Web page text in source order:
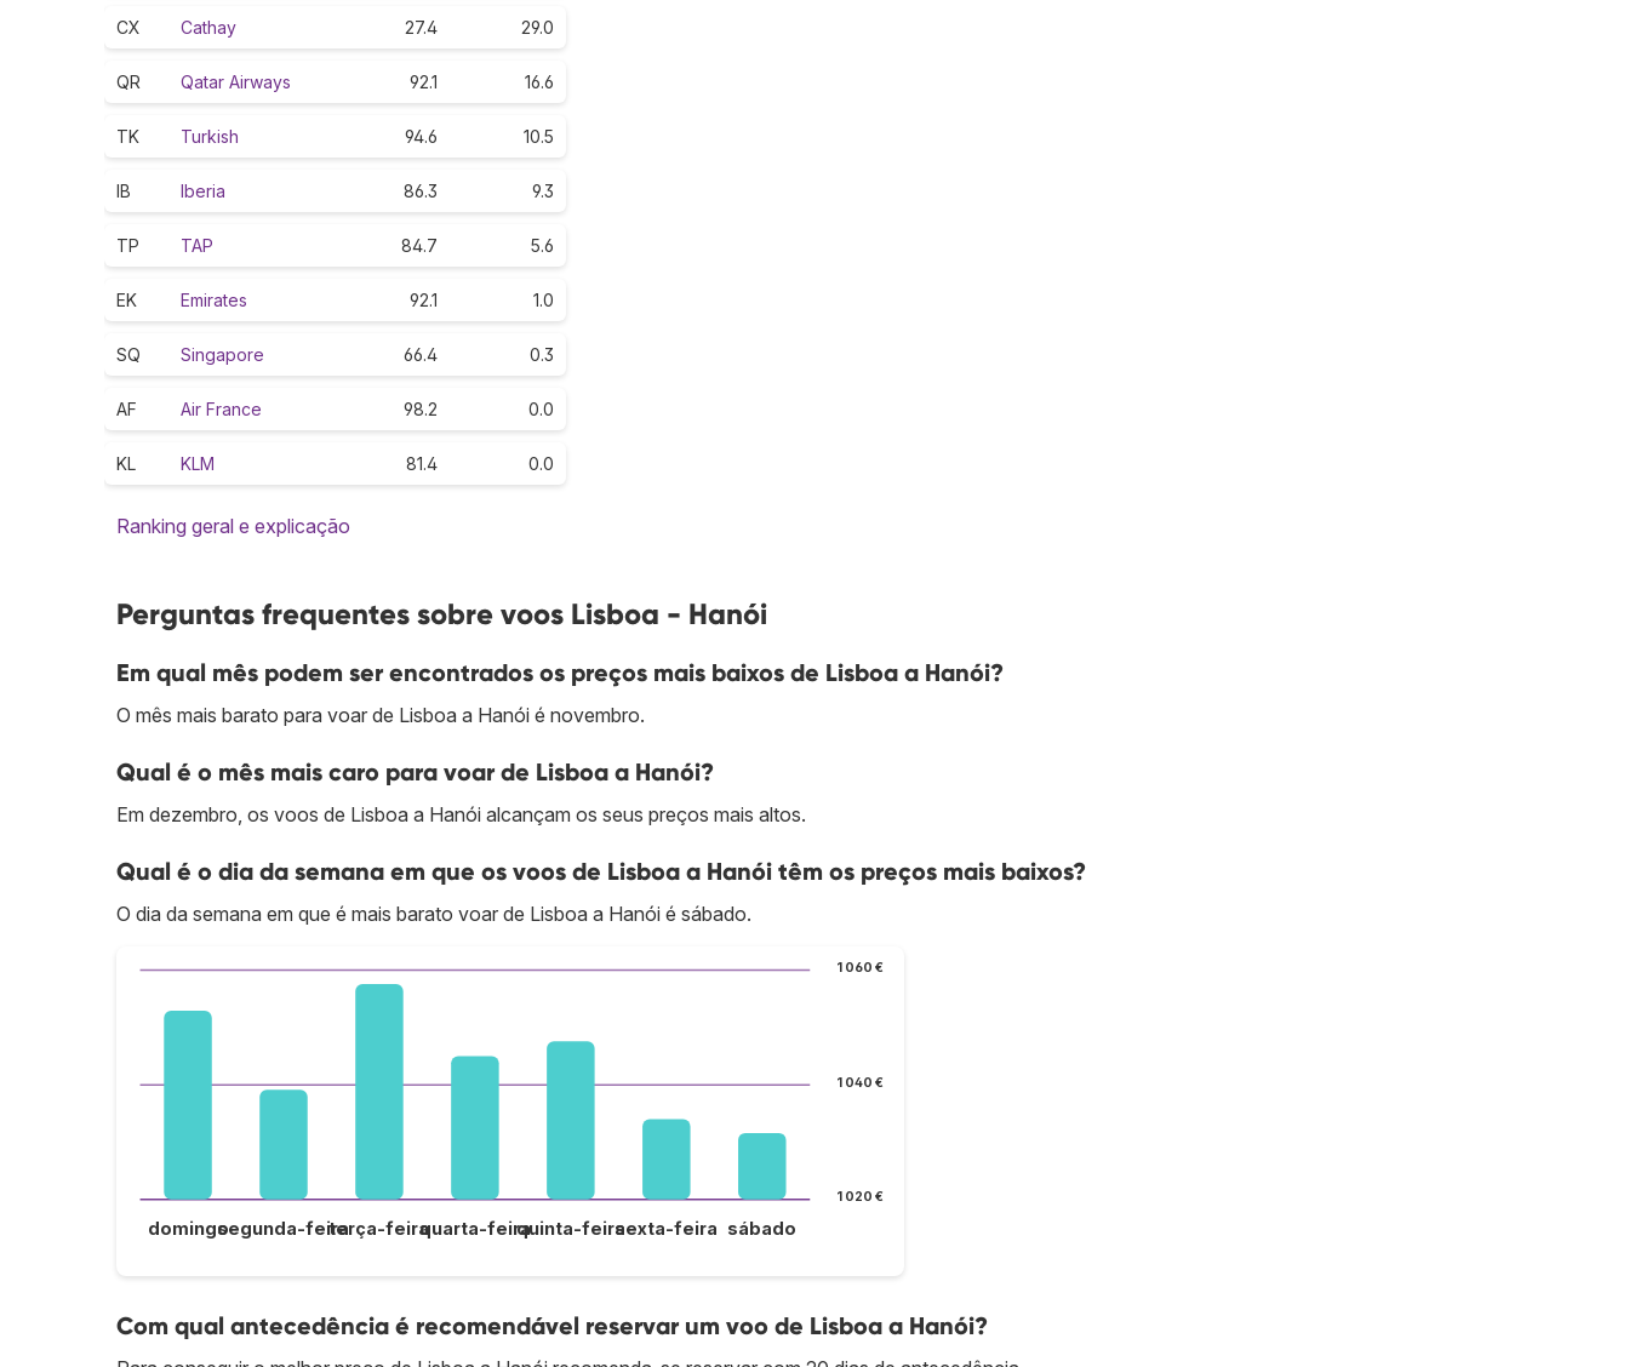
CX Cathay 27.4 29.0
QR Qatar Airways 92.1 16.6
TK Turkish 94.6 10.5
IB Iberia 86.3 9.3
TP TAP 84.7 5.6
EK Emirates 92.1 1.0
SQ Singapore 66.4 0.3
AF Air France 98.2 0.0
KL KLM 81.4 0.0
Ranking geral e explicação
Perguntas frequentes sobre voos Lisboa - Hanói
Em qual mês podem ser encontrados os preços mais baixos de Lisboa a Hanói?
O mês mais barato para voar de Lisboa a Hanói é novembro.
Qual é o mês mais caro para voar de Lisboa a Hanói?
Em dezembro, os voos de Lisboa a Hanói alcançam os seus preços mais altos.
Qual é o dia da semana em que os voos de Lisboa a Hanói têm os preços mais baixos?
O dia da semana em que é mais barato voar de Lisboa a Hanói é sábado.
1 020 €
1 040 €
1 060 €
domingosegunda-feiraterça-feiraquarta-feiraquinta-feirasexta-feira sábado
Com qual antecedência é recomendável reservar um voo de Lisboa a Hanói?